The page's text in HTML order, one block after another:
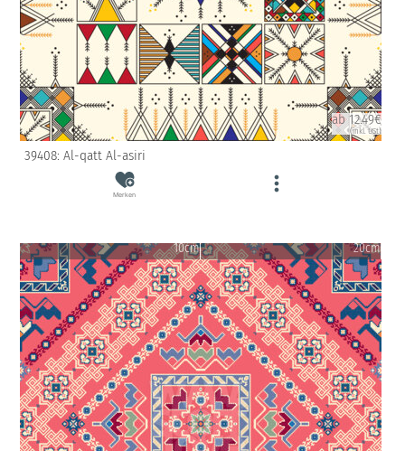
ab 12.49€
(inkl. USt)
39408: Al-qatt Al-asiri
Merken
10cm 20cm